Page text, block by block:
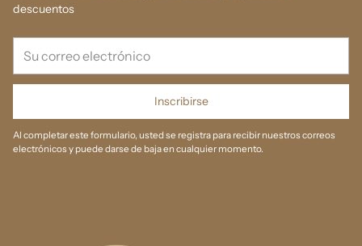
descuentos
correo
electrónico
Inscribirse
Al completar este formulario, usted se registra para recibir nuestros correos
electrónicos y puede darse de baja en cualquier momento.